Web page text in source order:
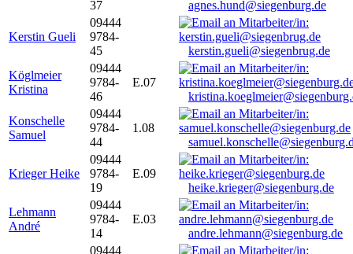
37
agnes.hund@siegenburg.de
Kerstin Gueli
09444
9784-
45
kerstin.gueli@siegenbrug.de
Köglmeier
Kristina
09444
9784-
46
E.07
Konschelle
Samuel
09444
9784-
44
1.08
Krieger Heike
09444
9784-
19
E.09
heike.krieger@siegenburg.de
Lehmann
André
09444
9784-
14
E.03
andre.lehmann@siegenburg.de
09444